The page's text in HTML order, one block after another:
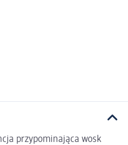
przypominająca wosk